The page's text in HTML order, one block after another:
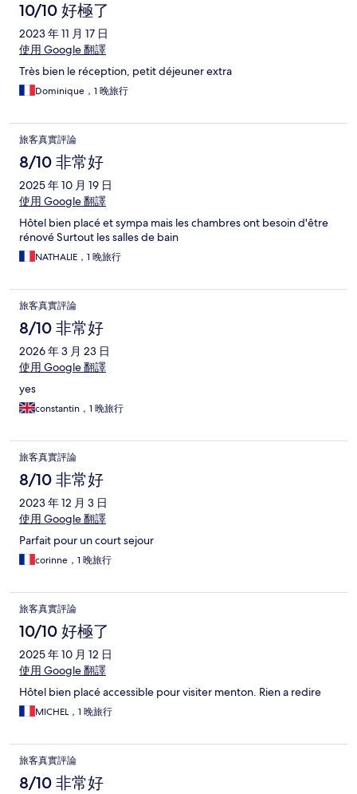
10/10 好極了
2023 年 11 月 17 日
使用 Google 翻譯
Très bien le réception, petit déjeuner extra
Dominique，1 晚旅行
旅客真實評論
8/10 非常好
2025 年 10 月 19 日
使用 Google 翻譯
Hôtel bien placé et sympa mais les chambres ont besoin d'être
rénové Surtout les salles de bain
NATHALIE，1 晚旅行
旅客真實評論
8/10 非常好
2026 年 3 月 23 日
使用 Google 翻譯
yes
constantin，1 晚旅行
旅客真實評論
8/10 非常好
2023 年 12 月 3 日
使用 Google 翻譯
Parfait pour un court sejour
corinne，1 晚旅行
旅客真實評論
10/10 好極了
2025 年 10 月 12 日
使用 Google 翻譯
Hôtel bien placé accessible pour visiter menton. Rien a redire
MICHEL，1 晚旅行
旅客真實評論
8/10 非常好